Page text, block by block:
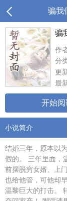
骗我
骗
作
分
更
最
开始阅
小说简介
结婚三年，原本以
假的。 三年里面，
前摆脱穷女婿、上
也给他管，可他却
温黎巨大的打击。